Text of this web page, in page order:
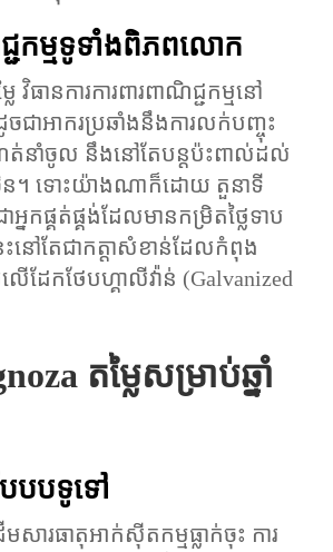
ជកម្មទូទាំងពិភពលោក
វិធានការការពារពាណិជ្ជកម្មនៅ
ជាអាករប្រឆាំងនឹងការលក់បញ្ចុះ
ត់នាំចូល នឹងនៅតែបន្តប៉ះពាល់ដល់
ចិន។ ទោះយ៉ាងណាក៏ដោយ តួនាទី
នកផ្គត់ផ្គង់ដែលមានកម្រិតថ្លៃទាប
ះនៅតែជាកត្តាសំខាន់ដែលកំពុង
ដែកថែបហ្គាលីវ៉ាន់ (Galvanized
តម្លៃសម្រាប់ឆ្នាំ
ែបបទូទៅ
ារធាតុអាក់ស៊ីតកម្មធ្លាក់ចុះ ការ